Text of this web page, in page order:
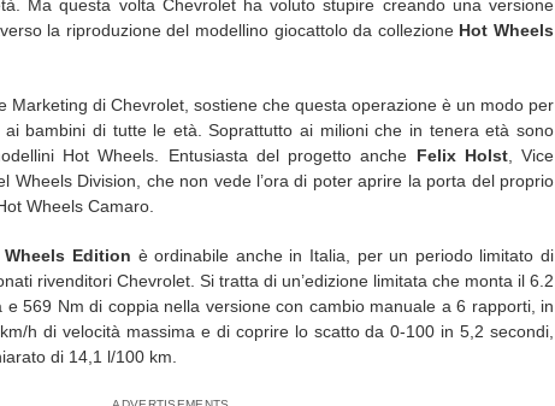
Ma questa volta Chevrolet ha voluto stupire creando una versione
la riproduzione del modellino giocattolo da collezione Hot Wheels
Marketing di Chevrolet, sostiene che questa operazione è un modo per
bambini di tutte le età. Soprattutto ai milioni che in tenera età sono
Hot Wheels. Entusiasta del progetto anche Felix Holst, Vice
Wheels Division, che non vede l’ora di poter aprire la porta del proprio
Wheels Camaro.
Edition è ordinabile anche in Italia, per un periodo limitato di
rivenditori Chevrolet. Si tratta di un’edizione limitata che monta il 6.2
e 569 Nm di coppia nella versione con cambio manuale a 6 rapporti, in
h di velocità massima e di coprire lo scatto da 0-100 in 5,2 secondi,
di 14,1 l/100 km.